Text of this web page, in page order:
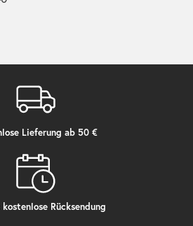
Lieferung ab 50 €
Rücksendung